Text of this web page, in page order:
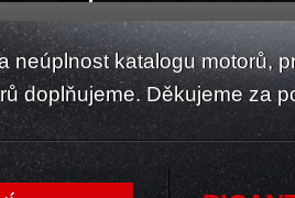
neúplnost katalogu motorů,
doplňujeme. Děkujeme za